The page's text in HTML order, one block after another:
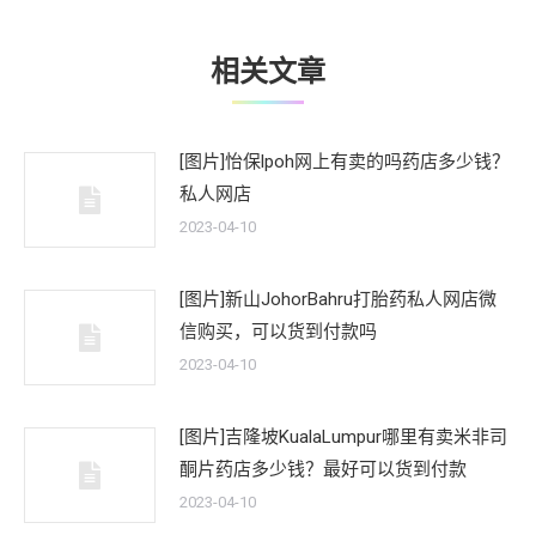
相关文章
[图片]怡保lpoh网上有卖的吗药店多少钱？
私人网店
2023-04-10
[图片]新山JohorBahru打胎药私人网店微
信购买，可以货到付款吗
2023-04-10
[图片]吉隆坡KualaLumpur哪里有卖米非司
酮片药店多少钱？最好可以货到付款
2023-04-10